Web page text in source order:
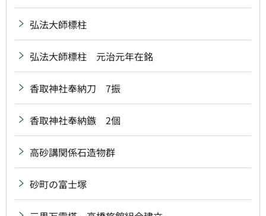
弘法大師標柱
弘法大師標柱 元治元年在銘
香取神社奉納刀 7振
香取神社奉納鏃 2個
高砂講関係石造物群
砂町の富士塚